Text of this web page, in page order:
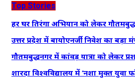
Top Stories
हर घर तिरंगा अभियान को लेकर
उत्तर प्रदेश में बायोएनर्जी निवेश का बड़ा
गौतमबुद्धनगर में कांवड़ यात्रा को लेकर
शारदा विश्वविद्यालय में ‘नशा मुक्त युवा